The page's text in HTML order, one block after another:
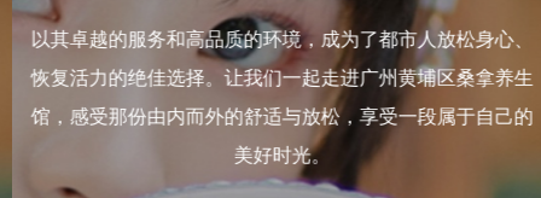
供温暖湿润的环境，帮助顾
桑拿还是蒸汽，这里的一切
以其卓越的服务和高品质的
恢复活力的绝佳选择。让我
馆，感受那份由内而外的舒